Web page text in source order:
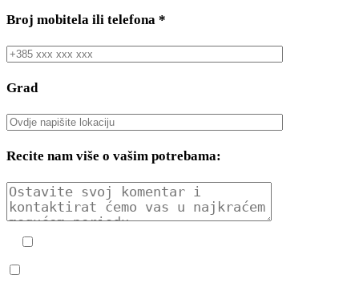
Broj mobitela ili telefona *
Grad
Recite nam više o vašim potrebama: